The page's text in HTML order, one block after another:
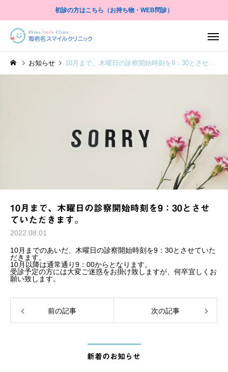
初診の方はこちら（お持ち物・WEB問診）
当院紹介
三富崇弘医師プロフィ
尿検査 尿流量測定
お知らせ 10月まで、木曜日の診察開始時刻を9：30とさせていただきます。
10月まで、木曜日の診察開始時刻を9：30とさせ
ていただきます。
2022.08.01
10月までのあいだ、木曜日の診察開始時刻を9：30とさせていた
だきます。
10月以降は通常通り9：00からとなります。
受診予定の方には大変ご迷惑をお掛け致しますが、何卒宜しくお
願い致します。
前の記事 次の記事
新着のお知らせ